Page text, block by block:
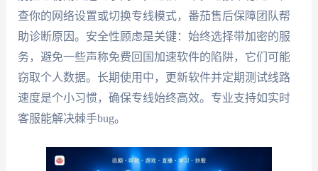
查你的网络设置或切换专线模式，番茄售后保障团队帮
助诊断原因。安全性顾虑是关键：始终选择带加密的服
务，避免一些声称免费回国加速软件的陷阱，它们可能
窃取个人数据。长期使用中，更新软件并定期测试线路
速度是个小习惯，确保专线始终高效。专业支持如实时
客服能解决棘手bug。